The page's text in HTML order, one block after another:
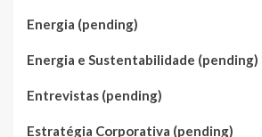
Energia (pending)
Energia e Sustentabilidade (pending)
Entrevistas (pending)
Estratégia Corporativa (pending)